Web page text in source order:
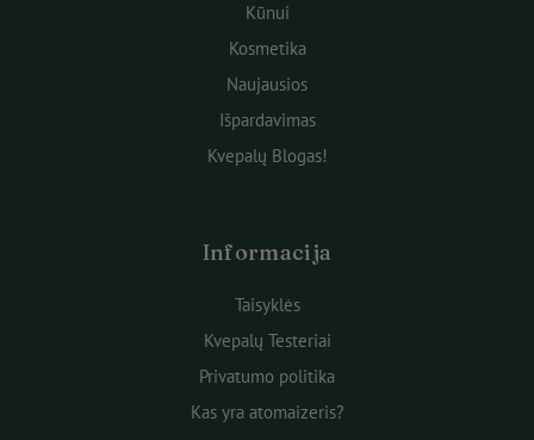
Kūnui
Kosmetika
Naujausios
Išpardavimas
Kvepalų Blogas!
Informacija
Taisyklės
Kvepalų Testeriai
Privatumo politika
Kas yra atomaizeris?